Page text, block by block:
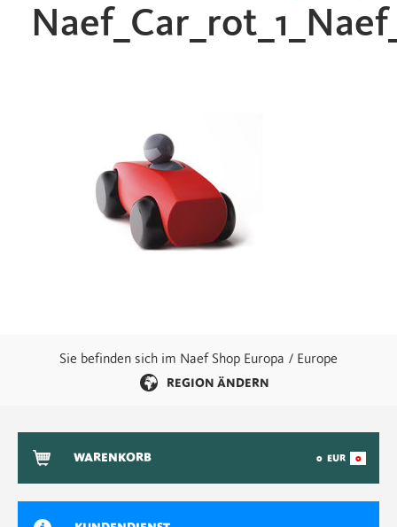
Sie befinden sich im Naef Shop Europa / Europe
REGION ÄNDERN
WARENKORB 0 EUR 0